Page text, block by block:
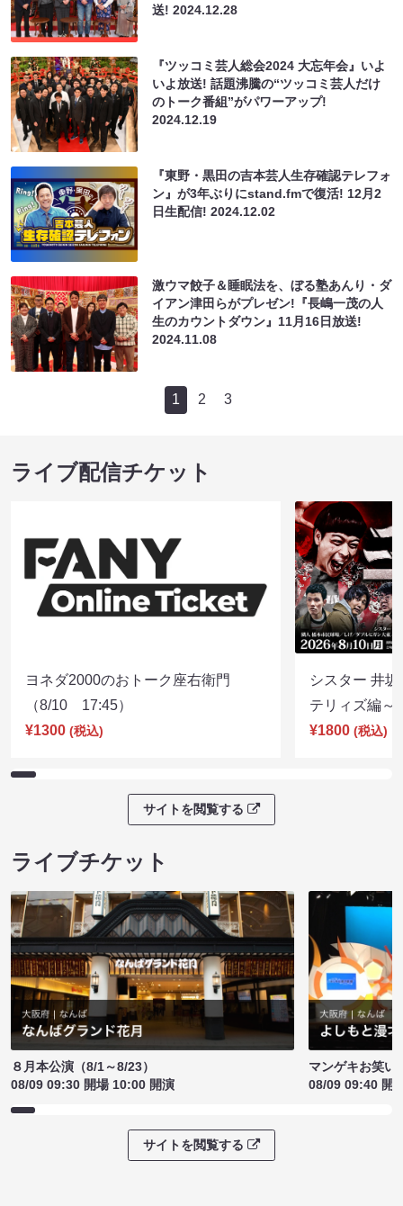
送!2024.12.28
『ツッコミ芸人総会2024 大忘年会』いよ
いよ放送! 話題沸騰の“ツッコミ芸人だけ
のトーク番組”がパワーアップ!
2024.12.19
『東野・黒田の吉本芸人生存確認テレフォ
ン』が3年ぶりにstand.fmで復活! 12月2
日生配信!2024.12.02
激ウマ餃子＆睡眠法を、ぼる塾あんり・ダ
イアン津田らがプレゼン!『長嶋一茂の人
生のカウントダウン』11月16日放送!
2024.11.08
1 2 3
ライブ配信チケット
ヨネダ2000のおトーク座右衛門
（8/10 17:45）
¥1300 (税込)
シスター 井
テリィズ編
¥1800 (税込)
サイトを閲覧する
ライブチケット
８月本公演（8/1～8/23）
08/09 09:30 開場 10:00 開演
マンゲキお笑い
08/09 09:40 開
サイトを閲覧する